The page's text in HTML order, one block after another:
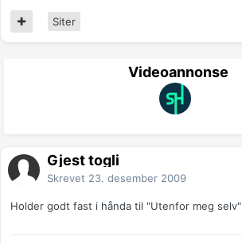
Siter
Videoannonse
Gjest togli
Skrevet 23. desember 2009
Holder godt fast i hånda til "Utenfor meg selv"